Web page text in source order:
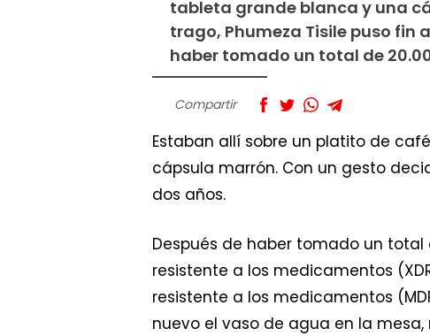
tableta grande blanca y una
trago, Phumeza Tisile puso fin
haber tomado un total de
Compartir
Estaban allí sobre un platito de
cápsula marrón. Con un gesto
dos años.
Después de haber tomado un
resistente a los medicamentos
resistente a los medicamentos
nuevo el vaso de agua en la